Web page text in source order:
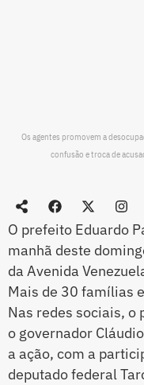
Os agentes promovem a
confusão e troca de
O prefeito Eduardo
manhã deste
da Avenida
Mais de 30 famílias
Nas redes sociais, o
o governador
a ação, com a
deputado federal